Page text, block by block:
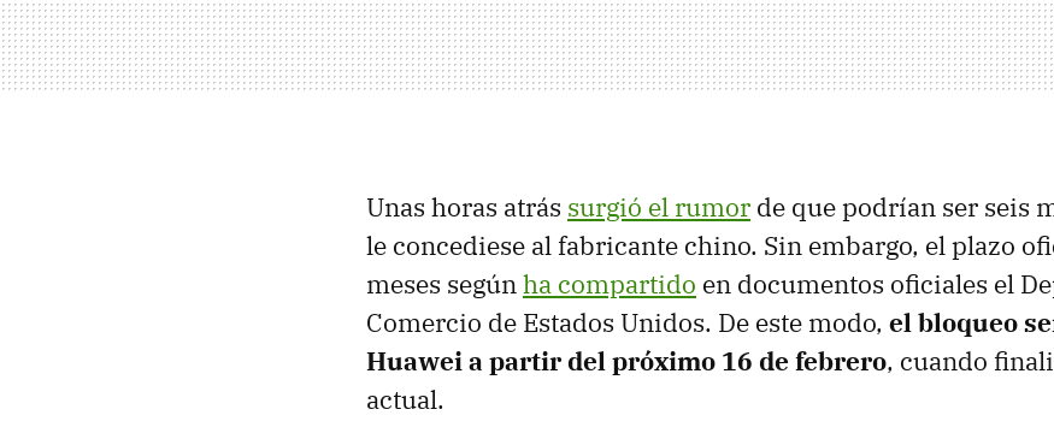
Unas horas atrás surgió el rumor de que podrían ser seis
le concediese al fabricante chino. Sin embargo, el plazo
meses segúnha compartido en documentos oficiales el
Comercio de Estados Unidos. De este modo, el bloqueo
Huawei a partir del próximo 16 de febrero, cuando
actual.